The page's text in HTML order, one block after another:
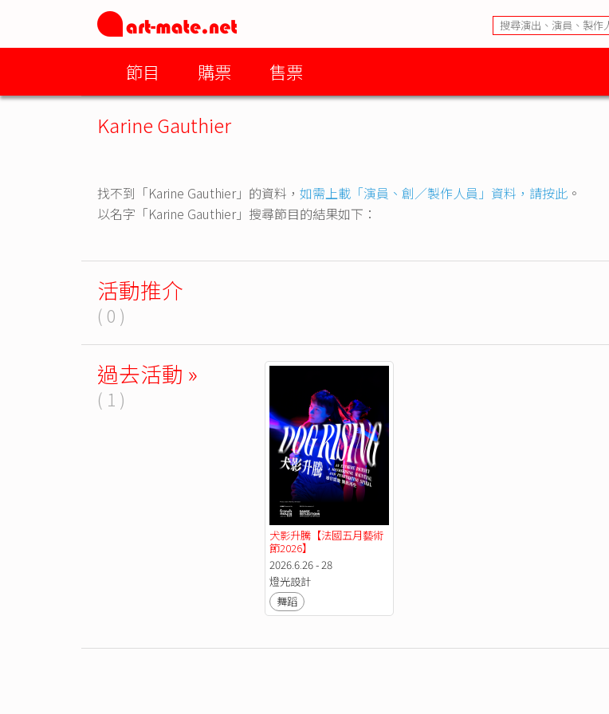
節目 購票 售票
Karine Gauthier
找不到「Karine Gauthier」的資料， 如需上載「演員、創／製作人員」資料，請按此 。
以名字「Karine Gauthier」搜尋節目的結果如下：
活動推介
( 0 )
過去活動 »
( 1 )
犬影升騰【法國五月藝術
節2026】
2026.6.26 - 28
燈光設計
舞蹈